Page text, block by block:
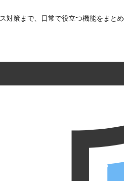
対策まで、日常で役立つ機能をまと